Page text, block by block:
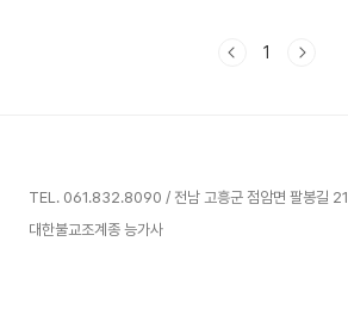
1
TEL. 061.832.8090 / 전남 고흥군 점암면 팔봉길 21
대한불교조계종 능가사